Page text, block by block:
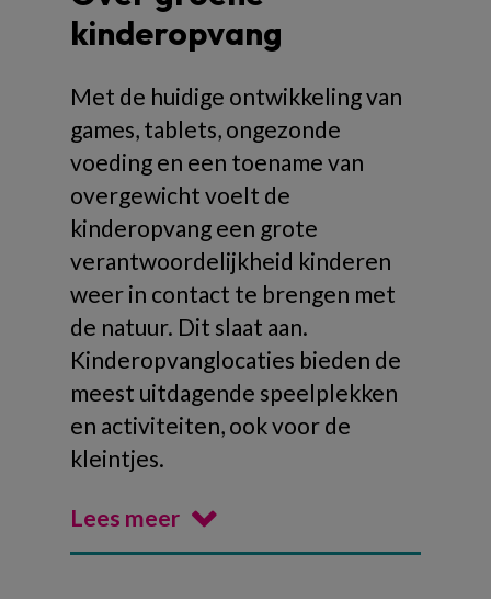
kinderopvang
Met de huidige ontwikkeling van
games, tablets, ongezonde
voeding en een toename van
overgewicht voelt de
kinderopvang een grote
verantwoordelijkheid kinderen
weer in contact te brengen met
de natuur. Dit slaat aan.
Kinderopvanglocaties bieden de
meest uitdagende speelplekken
en activiteiten, ook voor de
kleintjes.
Lees meer